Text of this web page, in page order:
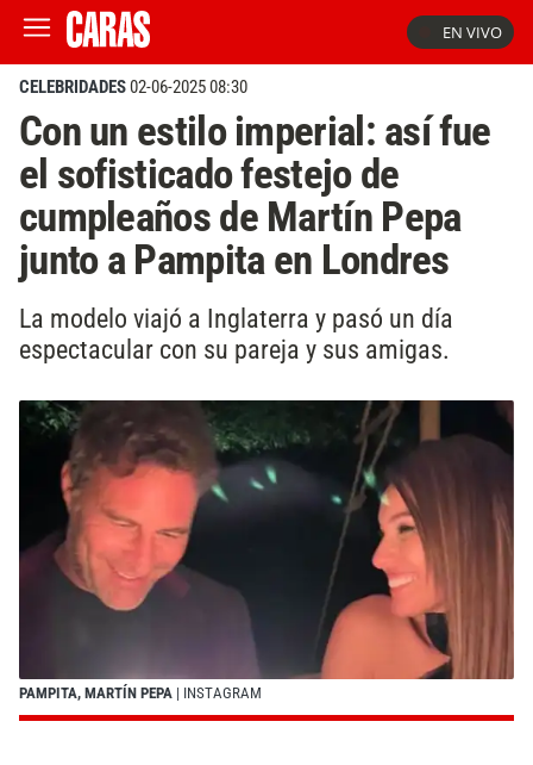
EN VIVO
CELEBRIDADES02-06-2025 08:30
Con un estilo imperial: así fue
el sofisticado festejo de
cumpleaños de Martín Pepa
junto a Pampita en Londres
La modelo viajó a Inglaterra y pasó un día
espectacular con su pareja y sus amigas.
PAMPITA, MARTÍN PEPA | INSTAGRAM